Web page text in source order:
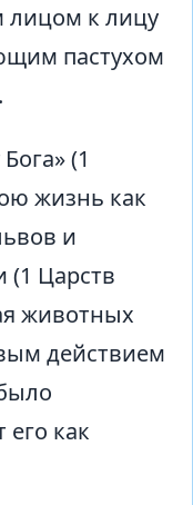
лицом к лицу
пастухом
(1
жизнь как
и
(1 Царств
животных
действием
его как